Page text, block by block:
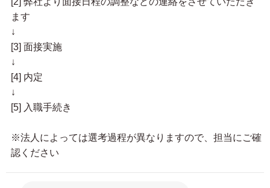
ます
↓
[3] 面接実施
↓
[4] 内定
↓
[5] 入職手続き
※法人によっては選考過程が異なりますので、担当にご確
認ください